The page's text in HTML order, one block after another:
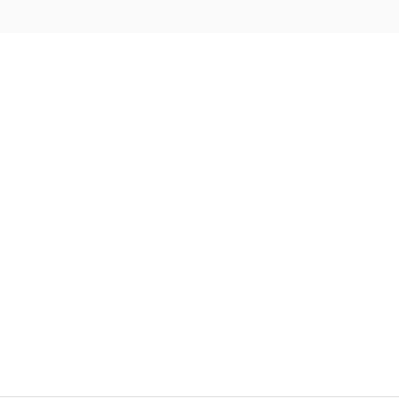
garantizar una experiencia segura y exitosa.